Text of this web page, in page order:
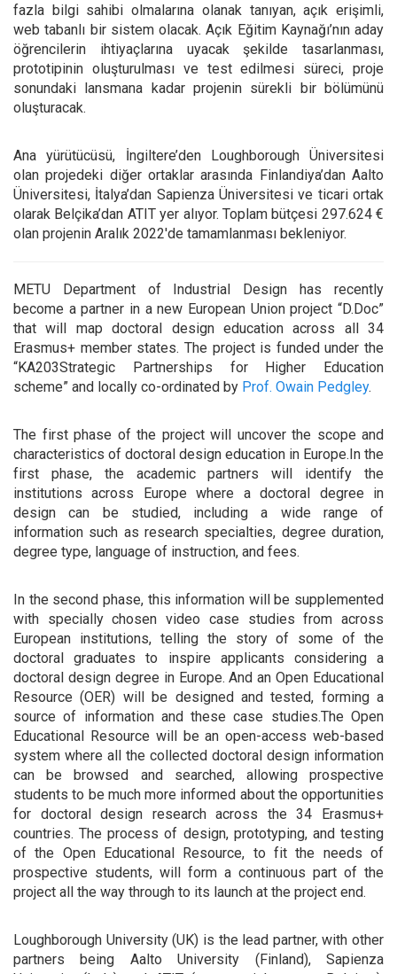
fazla bilgi sahibi olmalarına olanak tanıyan, açık erişimli,
web tabanlı bir sistem olacak. Açık Eğitim Kaynağı’nın aday
öğrencilerin ihtiyaçlarına uyacak şekilde tasarlanması,
prototipinin oluşturulması ve test edilmesi süreci, proje
sonundaki lansmana kadar projenin sürekli bir bölümünü
oluşturacak.
Ana yürütücüsü, İngiltere’den Loughborough Üniversitesi
olan projedeki diğer ortaklar arasında Finlandiya’dan Aalto
Üniversitesi, İtalya’dan Sapienza Üniversitesi ve ticari ortak
olarak Belçika’dan ATIT yer alıyor. Toplam bütçesi 297.624 €
olan projenin Aralık 2022'de tamamlanması bekleniyor.
METU Department of Industrial Design has recently
become a partner in a new European Union project “D.Doc”
that will map doctoral design education across all 34
Erasmus+ member states. The project is funded under the
“KA203Strategic Partnerships for Higher Education
scheme” and locally co-ordinated by Prof. Owain Pedgley.
The first phase of the project will uncover the scope and
characteristics of doctoral design education in Europe.In the
first phase, the academic partners will identify the
institutions across Europe where a doctoral degree in
design can be studied, including a wide range of
information such as research specialties, degree duration,
degree type, language of instruction, and fees.
In the second phase, this information will be supplemented
with specially chosen video case studies from across
European institutions, telling the story of some of the
doctoral graduates to inspire applicants considering a
doctoral design degree in Europe. And an Open Educational
Resource (OER) will be designed and tested, forming a
source of information and these case studies.The Open
Educational Resource will be an open-access web-based
system where all the collected doctoral design information
can be browsed and searched, allowing prospective
students to be much more informed about the opportunities
for doctoral design research across the 34 Erasmus+
countries. The process of design, prototyping, and testing
of the Open Educational Resource, to fit the needs of
prospective students, will form a continuous part of the
project all the way through to its launch at the project end.
Loughborough University (UK) is the lead partner, with other
partners being Aalto University (Finland), Sapienza